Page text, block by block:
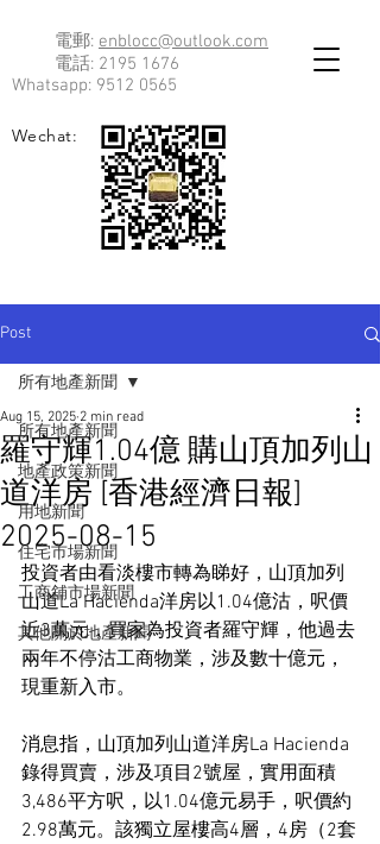
電郵: enblocc@outlook.com
電話: 2195 1676
Whatsapp: 9512 0565
Wechat:
Post
所有地產新聞
地產政策新聞
用地新聞
住宅市場新聞
工商舖市場新聞
其他關於地產新聞
所有地產新聞
羅守輝1.04億 購山頂加列山
道洋房 [香港經濟日報]
2025-08-15
Aug 15, 2025 2 min read
投資者由看淡樓市轉為睇好，山頂加列
山道La Hacienda洋房以1.04億沽，呎價
近3萬元，買家為投資者羅守輝，他過去
兩年不停沽工商物業，涉及數十億元，
現重新入市。
消息指，山頂加列山道洋房La Hacienda
錄得買賣，涉及項目2號屋，實用面積
3,486平方呎，以1.04億元易手，呎價約
2.98萬元。該獨立屋樓高4層，4房（2套